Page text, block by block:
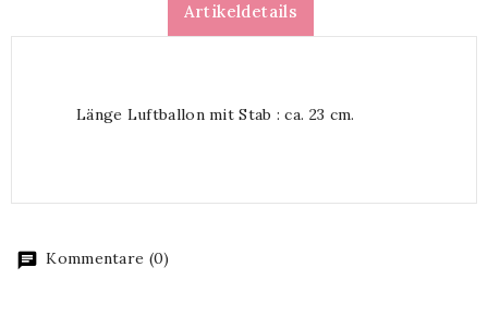
Artikeldetails
Länge Luftballon mit Stab : ca. 23 cm.
Kommentare (0)